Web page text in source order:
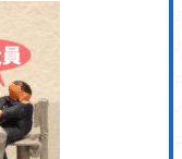
wp-
wp-
wp-
wp-
wp-